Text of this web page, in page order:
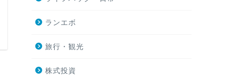
ランエボ
旅行・観光
株式投資